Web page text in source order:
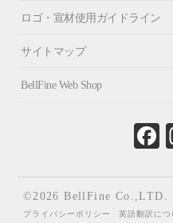
ロゴ・宣材使用ガイドライン
サイトマップ
BellFine Web Shop
ok
©2026 BellFine Co.,LTD.
プライバシーポリシー 英語翻訳につ